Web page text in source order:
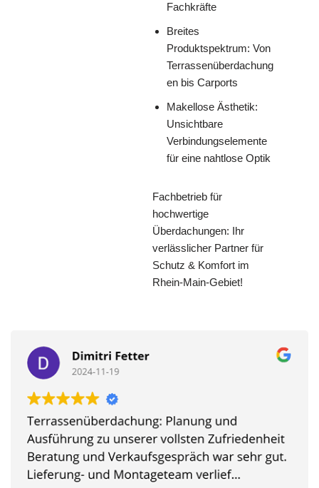
Fachkräfte
Breites
Produktspektrum: Von
Terrassenüberdachung
en bis Carports
Makellose Ästhetik:
Unsichtbare
Verbindungselemente
für eine nahtlose Optik
Fachbetrieb für
hochwertige
Überdachungen: Ihr
verlässlicher Partner für
Schutz & Komfort im
Rhein-Main-Gebiet!